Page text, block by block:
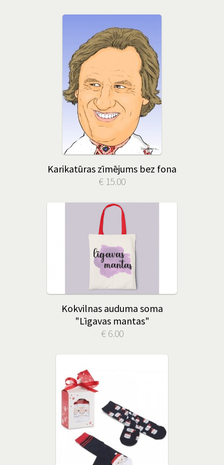
Karikatūras zīmējums bez fona
€ 15.00
Kokvilnas auduma soma
"Līgavas mantas"
€ 6.00